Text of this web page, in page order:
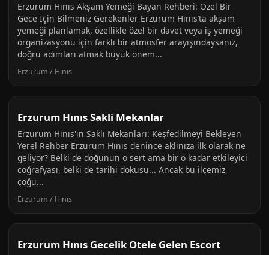
Erzurum Hınıs Akşam Yemeği Bayan Rehberi: Özel Bir
Gece İçin Bilmeniz Gerekenler Erzurum Hınıs’ta akşam
yemeği planlamak, özellikle özel bir davet veya iş yemeği
organizasyonu için farklı bir atmosfer arayışındaysanız,
doğru adımları atmak büyük önem...
Erzurum / Hınıs
Erzurum Hınıs Sakli Mekanlar
Erzurum Hınıs'ın Saklı Mekanları: Keşfedilmeyi Bekleyen
Yerel Rehber Erzurum Hınıs denince aklınıza ilk olarak ne
geliyor? Belki de doğunun o sert ama bir o kadar etkileyici
coğrafyası, belki de tarihi dokusu... Ancak bu ilçemiz,
çoğu...
Erzurum / Hınıs
Erzurum Hınıs Gecelik Otele Gelen Escort